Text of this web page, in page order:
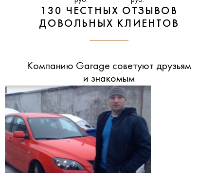
130 ЧЕСТНЫХ ОТЗЫВОВ
ДОВОЛЬНЫХ КЛИЕНТОВ
Компанию Garage советуют друзьям
и знакомым